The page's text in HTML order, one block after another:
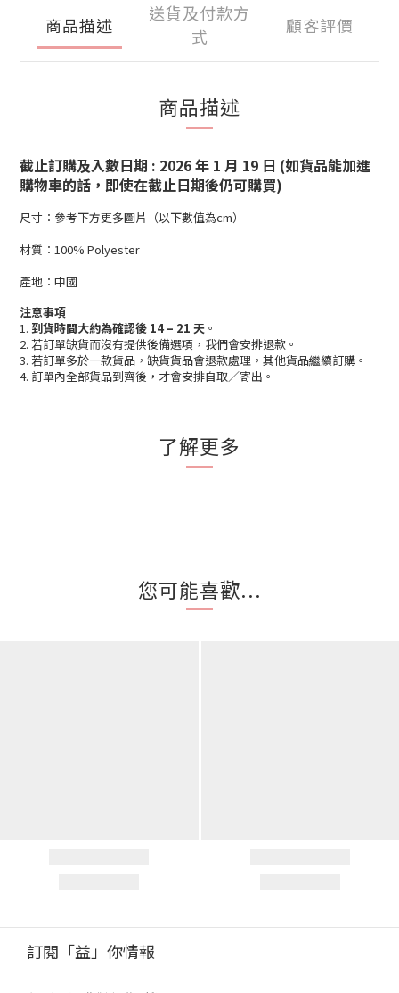
商品描述
送貨及付款方
式
顧客評價
商品描述
截止訂購及入數日期 : 2026 年 1 月 19 日 (如貨品能加進
購物車的話，即使在截止日期後仍可購買)
尺寸：參考下方更多圖片（以下數值為cm）
材質：100% Polyester
產地：中國
注意事項
1. 到貨時間大約為確認後 14 – 21 天 。
2. 若訂單缺貨而沒有提供後備選項，我們會安排退款。
3. 若訂單多於一款貨品，缺貨貨品會退款處理，其他貨品繼續訂購。
4. 訂單內全部貨品到齊後，才會安排自取／寄出。
了解更多
您可能喜歡...
訂閱「益」你情報